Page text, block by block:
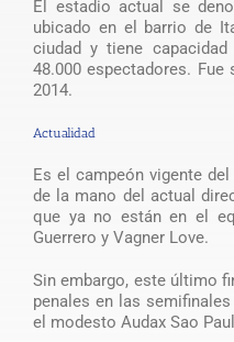
El estadio actual se
ubicado en el barrio de
ciudad y tiene
48.000 espectadores.
2014.
Actualidad
Es el campeón vigente
de la mano del actual
que ya no están en el
Guerrero y Vagner Love.
Sin embargo, este último
penales en las
el modesto Audax Sao